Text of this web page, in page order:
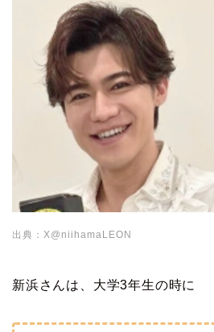
出典：X@niihamaLEON
新浜さんは、大学3年生の時に